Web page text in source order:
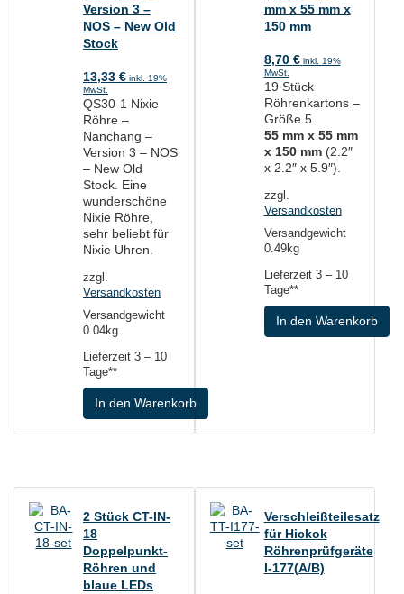
Version 3 –
NOS – New Old
Stock
13,33 € inkl. 19%
MwSt.
QS30-1 Nixie
Röhre –
Nanchang –
Version 3 – NOS
– New Old
Stock. Eine
wunderschöne
Nixie Röhre,
sehr beliebt für
Nixie Uhren.
zzgl.
Versandkosten
Versandgewicht
0.04kg
Lieferzeit 3 – 10
Tage**
In den Warenkorb
mm x 55 mm x
150 mm
8,70 € inkl. 19%
MwSt.
19 Stück
Röhrenkartons –
Größe 5.
55 mm x 55 mm
x 150 mm(2.2″
x 2.2″ x 5.9″).
zzgl.
Versandkosten
Versandgewicht
0.49kg
Lieferzeit 3 – 10
Tage**
In den Warenkorb
2 Stück CT-IN-
18
Doppelpunkt-
Röhren und
blaue LEDs
Verschleißteilesatz
für Hickok
Röhrenprüfgeräte
I-177(A/B)